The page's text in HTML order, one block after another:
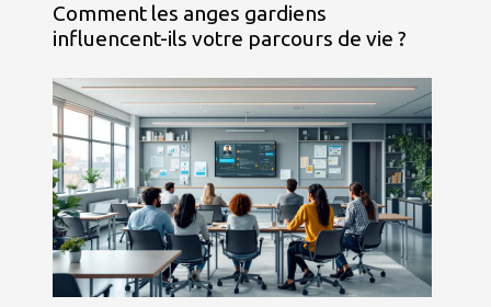
Comment les anges gardiens
influencent-ils votre parcours de vie ?